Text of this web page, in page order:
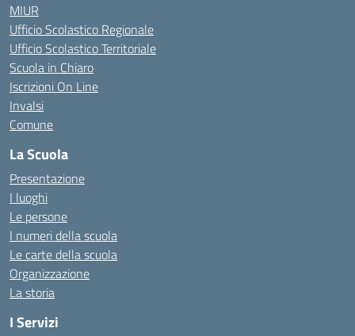
MIUR
Ufficio Scolastico Regionale
Ufficio Scolastico Territoriale
Scuola in Chiaro
Iscrizioni On Line
Invalsi
Comune
La Scuola
Presentazione
I luoghi
Le persone
I numeri della scuola
Le carte della scuola
Organizzazione
La storia
I Servizi